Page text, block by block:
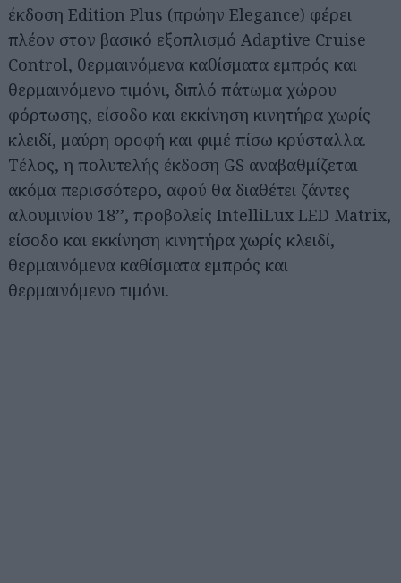
έκδοση Edition Plus (πρώην Elegance) φέρει
πλέον στον βασικό εξοπλισμό Adaptive Cruise
Control, θερμαινόμενα καθίσματα εμπρός και
θερμαινόμενο τιμόνι, διπλό πάτωμα χώρου
φόρτωσης, είσοδο και εκκίνηση κινητήρα χωρίς
κλειδί, μαύρη οροφή και φιμέ πίσω κρύσταλλα.
Τέλος, η πολυτελής έκδοση GS αναβαθμίζεται
ακόμα περισσότερο, αφού θα διαθέτει ζάντες
αλουμινίου 18’’, προβολείς IntelliLux LED Matrix,
είσοδο και εκκίνηση κινητήρα χωρίς κλειδί,
θερμαινόμενα καθίσματα εμπρός και
θερμαινόμενο τιμόνι.